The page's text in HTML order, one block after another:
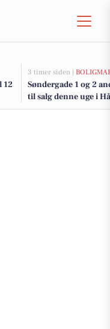
12
3 timer siden |
Søndergade 1 og 2
til salg denne uge i
Friskole